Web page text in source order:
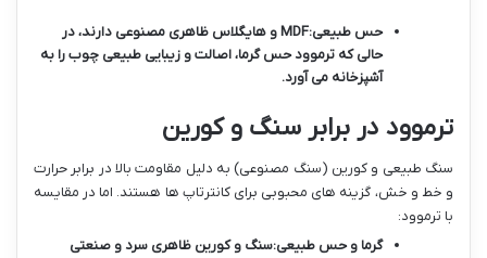
حس طبیعی:
MDF و هایگلاس ظاهری مصنوعی دارند، در
حالی که ترموود حس گرما، اصالت و زیبایی طبیعی چوب را به
آشپزخانه می آورد.
ترموود در برابر سنگ و کورین
سنگ طبیعی و کورین (سنگ مصنوعی) به دلیل مقاومت بالا در برابر حرارت
و خط و خش، گزینه های محبوبی برای کانترتاپ ها هستند. اما در مقایسه
با ترموود:
گرما و حس طبیعی:سنگ و کورین ظاهری سرد و صنعتی